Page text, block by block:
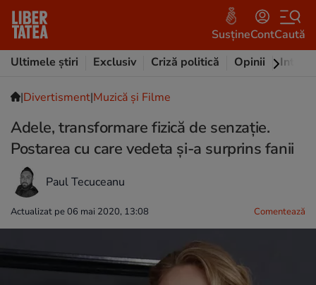
SusțineContCaută
Ultimele știri
Exclusiv Criză politică Opinii
|Divertisment|Muzică și Filme
Adele, transformare fizică de senzație.
Postarea cu care vedeta și-a surprins fanii
Paul Tecuceanu
Actualizat pe 06 mai 2020, 13:08 Comentează